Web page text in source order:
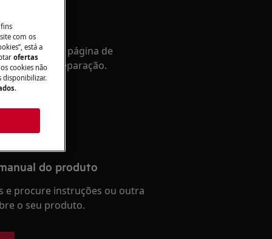
à nossa página de
reserve a reparação.
do produto
e procure instruções ou outra
o seu produto.
com os
está a
ofertas
cookies não
disponibilizar.
.